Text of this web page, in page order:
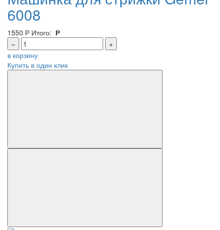
6008
1550 Р Итого: Р
–
+
в корзину
Купить в один клик